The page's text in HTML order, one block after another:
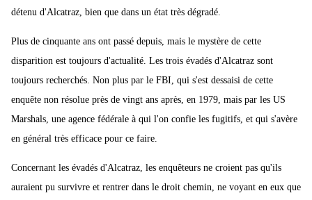
détenu d'Alcatraz, bien que dans un état très dégradé.
Plus de cinquante ans ont passé depuis, mais le mystère de cette
disparition est toujours d'actualité. Les trois évadés d'Alcatraz sont
toujours recherchés. Non plus par le FBI, qui s'est dessaisi de cette
enquête non résolue près de vingt ans après, en 1979, mais par les US
Marshals, une agence fédérale à qui l'on confie les fugitifs, et qui s'avère
en général très efficace pour ce faire.
Concernant les évadés d'Alcatraz, les enquêteurs ne croient pas qu'ils
auraient pu survivre et rentrer dans le droit chemin, ne voyant en eux que